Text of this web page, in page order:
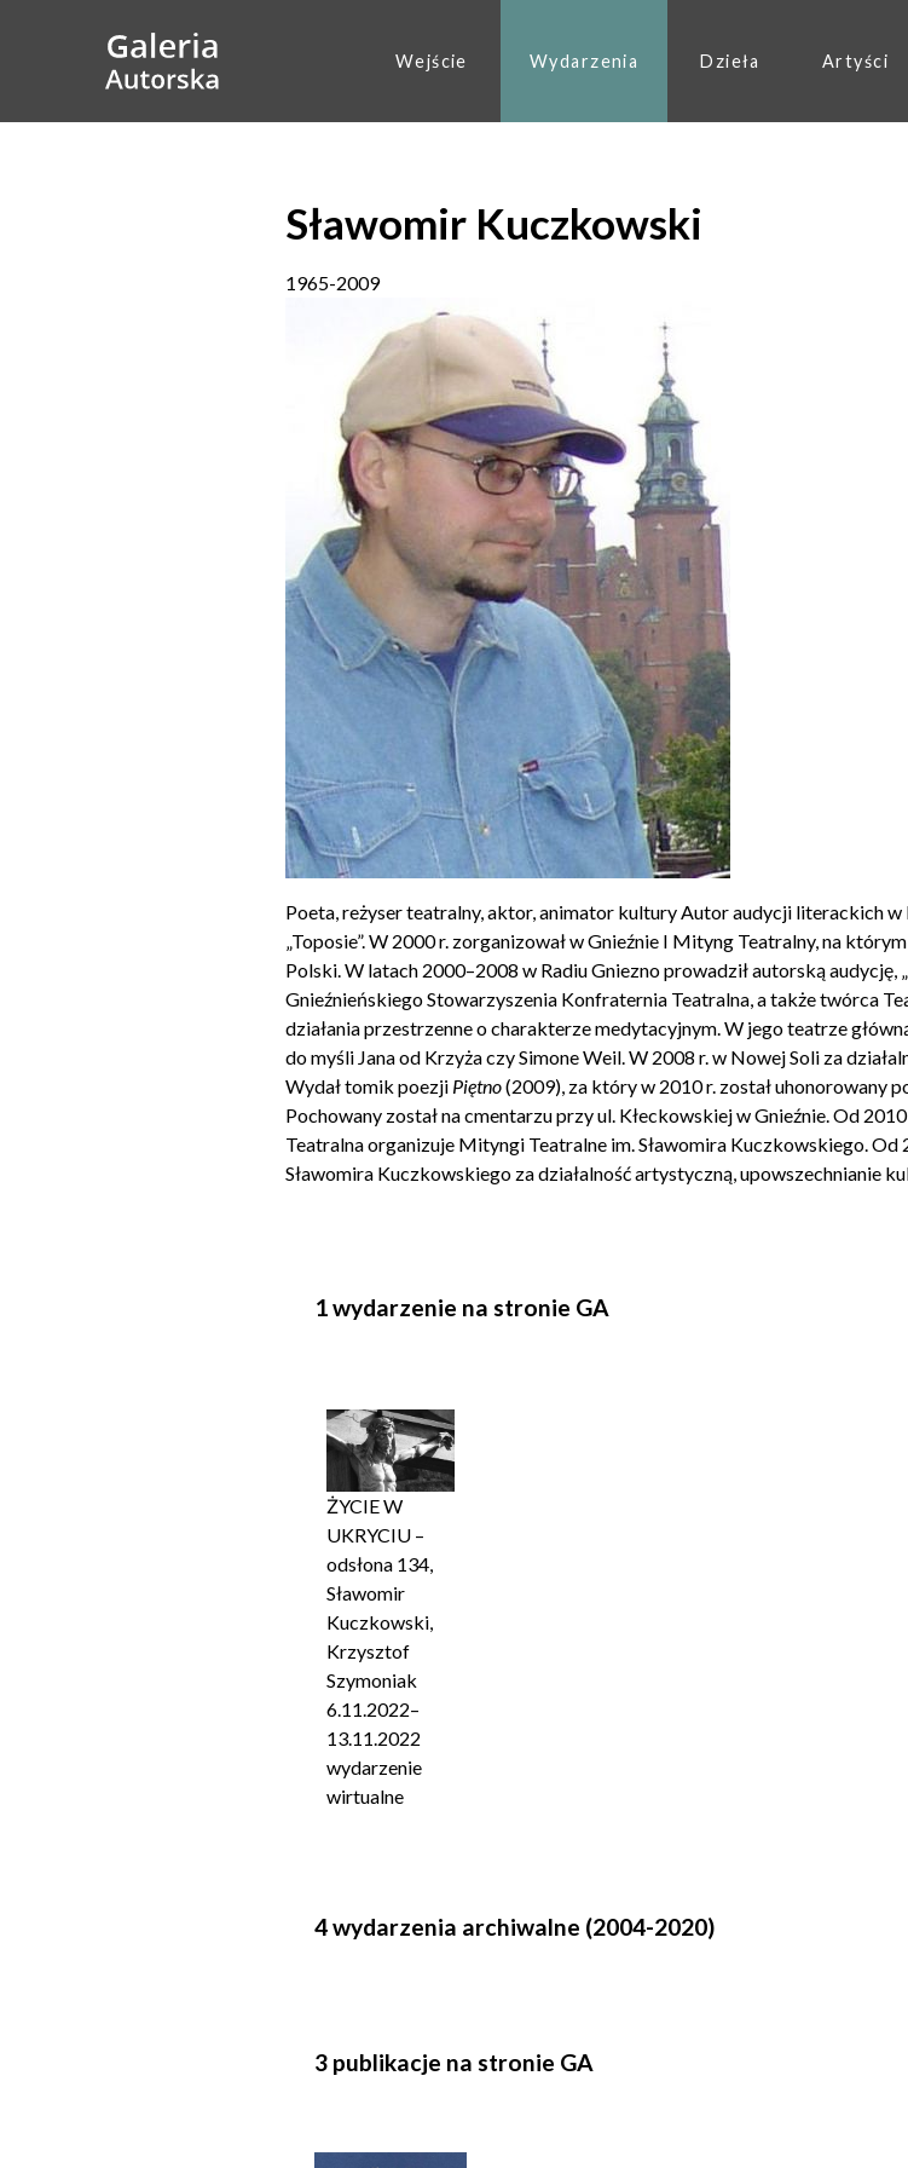
Wejście Wydarzenia Dzieła Artyści
Sławomir Kuczkowski
1965-2009
Poeta, reżyser teatralny, aktor, animator kultury Autor audycji literackich
„Toposie”. W 2000 r. zorganizował w Gnieźnie I Mityng Teatralny, na
Polski. W latach 2000–2008 w Radiu Gniezno prowadził autorską audycję,
Gnieźnieńskiego Stowarzyszenia Konfraternia Teatralna, a także twórca
działania przestrzenne o charakterze medytacyjnym. W jego teatrze
do myśli Jana od Krzyża czy Simone Weil. W 2008 r. w Nowej Soli za
Wydał tomik poezji Piętno(2009), za który w 2010 r. został uhonorowany
Pochowany został na cmentarzu przy ul. Kłeckowskiej w Gnieźnie. Od
Teatralna organizuje Mityngi Teatralne im. Sławomira Kuczkowskiego.
Sławomira Kuczkowskiego za działalność artystyczną, upowszechnianie
1 wydarzenie na stronie GA
ŻYCIE W
UKRYCIU –
odsłona 134,
Sławomir
Kuczkowski,
Krzysztof
Szymoniak
6.11.2022–
13.11.2022
wydarzenie
wirtualne
4 wydarzenia archiwalne (2004-2020)
3 publikacje na stronie GA